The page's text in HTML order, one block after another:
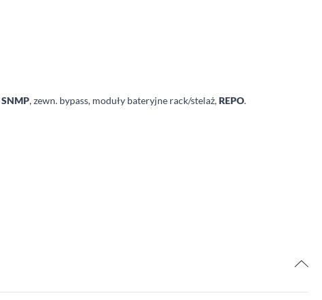
SNMP, zewn. bypass, moduły bateryjne rack/stelaż,REPO.